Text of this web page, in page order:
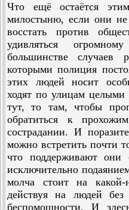
Что ещё остаётся
милостыню, если они не
восстать против
удивляться
большинстве случаев
которыми полиция
этих людей носит
ходят по улицам целыми
тут, то там, чтобы
обратиться к
сострада­нии. И
можно встретить почти
что поддерживают они
исключительно
молча стоит на какой-
действуя на людей
беспомощности. И